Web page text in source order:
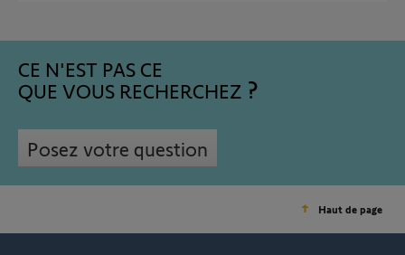
CE N'EST PAS CE
QUE VOUS RECHERCHEZ
Posez votre question
Haut de page